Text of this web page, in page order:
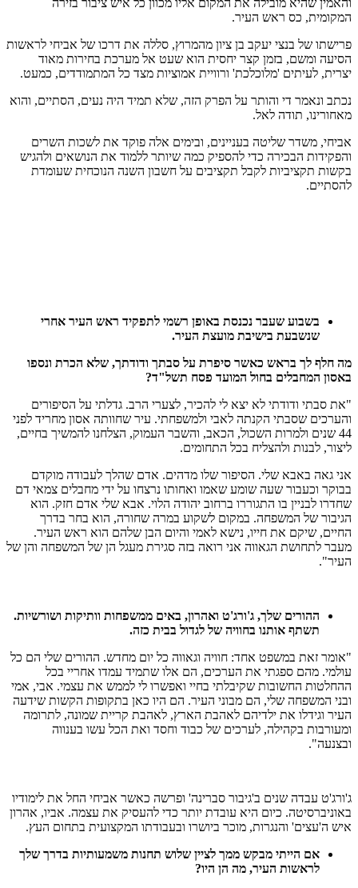
והאמין שהיא מובילה את המקום אליו מכוון כל איש ציבור בזירה
המקומית, כס ראש העיר.
פרישתו של בנצי יעקב בן ציון מהמרוץ, סללה את דרכו של אביחי לראשות
הסיעה ומשם, בזמן קצר יחסית הוא שעט אל מערכת בחירות מאוד
יצרית, לעיתים 'מלוכלכת' ורוויית אמוציות מצד כל המתמודדים, כמעט.
נכתב ונאמר די והותר על הפרק הזה, שלא תמיד היה נעים, הסתיים, והוא
מאחורינו, תודה לאל.
אביחי, משדר שליטה בעניינים, ובימים אלה פוקד את לשכות השרים
והפקידות הבכירה כדי להספיק כמה שיותר ללמוד את הנושאים ולהגיש
בקשות תקציביות לקבל תקציבים על חשבון השנה הנוכחית שעומדת
להסתיים.
בשבוע שעבר נכנסת באופן רשמי לתפקיד ראש העיר אחרי
שנשבעת בישיבת מועצת העיר.
מה חלף לך בראש כאשר סיפרת על סבתך ודודתך, שלא הכרת ונספו
באסון המחבלים בחול המועד פסח תשל"ד?
"את סבתי ודודתי לא יצא לי להכיר, לצערי הרב. גדלתי על הסיפורים
והערכים שסבתי הקנתה לאבי ולמשפחתי. עיר שחוותה אסון מחריד לפני
44 שנים ולמרות השכול, הכאב, והשבר העמוק, הצלחנו להמשיך בחיים,
ליצור, לבנות ולהצליח בכל התחומים.
אני גאה באבא שלי. הסיפור שלו מדהים. אדם שהלך לעבודה מוקדם
בבוקר וכעבור שעה שומע שאמו ואחותו נרצחו על ידי מחבלים צמאי דם
שחדרו לבניין בו התגוררו ברחוב יהודה הלוי. אבא שלי אדם חזק. הוא
הגיבור של המשפחה. במקום לשקוע במרה שחורה, הוא בחר בדרך
החיים, שיקם את חייו, נישא לאמי והיום הבן שלהם הוא ראש העיר.
מעבר לתחושת הגאווה אני רואה בזה סגירת מעגל הן של המשפחה והן של
העיר".
ההורים שלך, ג'ורג'ט ואהרון, באים ממשפחות וותיקות ושורשיות.
תשתף אותנו בחוויה של לגדול בבית כזה.
"אומר זאת במשפט אחד: חוויה וגאווה כל יום מחדש. ההורים שלי הם כל
עולמי. מהם ספגתי את הערכים, הם אלו שתמיד עמדו אחריי בכל
ההחלטות החשובות שקיבלתי בחיי ואפשרו לי לממש את עצמי. אבי, אמי
ובני המשפחה שלי, הם מבוני העיר. הם היו כאן בתקופות הקשות שידעה
העיר וגידלו את ילדיהם לאהבת הארץ, לאהבת קריית שמונה, לתרומה
ומעורבות בקהילה, לערכים של כבוד וחסד ואת הכל עשו בענווה
ובצנעה".
ג'ורג'ט עבדה שנים ב'גיבור סברינה' ופרשה כאשר אביחי החל את לימודיו
באוניברסיטה. כיום היא עובדת יותר כדי להעסיק את עצמה. אביו, אהרון
איש ה'עצים' והנגרות, מוכר ביושרו ובעבודתו המקצועית בתחום העץ.
אם הייתי מבקש ממך לציין שלוש תחנות משמעותיות בדרך שלך
לראשות העיר, מה הן היו?